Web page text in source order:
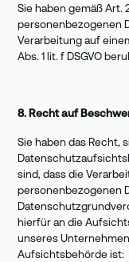
Sie haben gemäß Art.
personenbezogenen
Verarbeitung auf
Abs. 1 lit. f DSGVO
8. Recht auf
Sie haben das Recht,
sind, dass die
personenbezogenen
hierfür an die
unseres
Aufsichtsbehörde ist: